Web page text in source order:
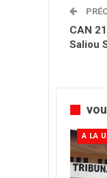
CAN
Saliou
A LA